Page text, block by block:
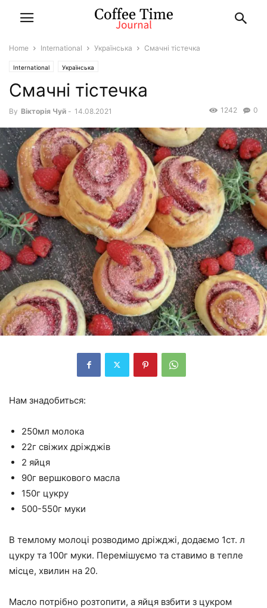
Home International Українська Смачнi тiстечка
International Українська
Смачнi тiстечка
By Вiкторiя Чуй - 14.08.2021 0
1242
Нам знадобиться:
250мл молока
22г свіжих дріжджів
2 яйця
90г вершкового масла
150г цукру
500-550г муки
В темлому молоці розводимо дріжджі, додаємо 1ст. л
цукру та 100г муки. Перемішуємо та ставимо в тепле
місце, хвилин на 20.
Масло потрібно розтопити, а яйця взбити з цукром